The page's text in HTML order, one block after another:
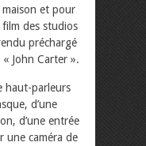
maison et pour
des studios
préchargé
John Carter ».
haut-parleurs
d’une
d’une entrée
une caméra de